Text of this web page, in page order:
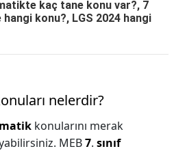
kaç tane konu var?, 7
konu?, LGS 2024 hangi
nelerdir?
konularını merak
MEB7. sınıf